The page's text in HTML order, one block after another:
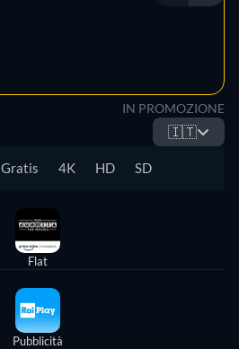
IN PROMOZIONE
🇮🇹
Gratis 4K HD SD
Flat
Pubblicità